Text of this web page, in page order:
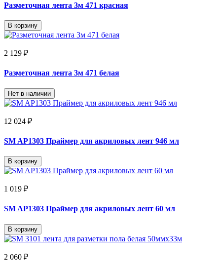
Разметочная лента 3м 471 красная
В корзину
2 129 ₽
Разметочная лента 3м 471 белая
Нет в наличии
12 024 ₽
SM AP1303 Праймер для акриловых лент 946 мл
В корзину
1 019 ₽
SM AP1303 Праймер для акриловых лент 60 мл
В корзину
2 060 ₽